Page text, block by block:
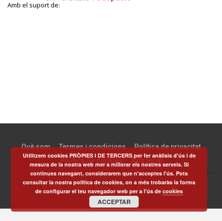
Amb el suport de:
Què som Termes i condicions
Política de privacitat
Política de cookies
Avís legal
© 2026 - Fundació Scito - Tots els drets reservats.
Utilitzem cookies PRÒPIES I DE TERCERS per fer anàlisis d'ús i de
mesura de la nostra web mer a millorar els nostres serveis. Si
continues navegant, considerarem que n'acceptes l'ús. Pots
consultar la nostra política de cookies, on a més trobaràs la forma
de configurar el teu navegador web per a l'ús decookies
ACCEPTAR